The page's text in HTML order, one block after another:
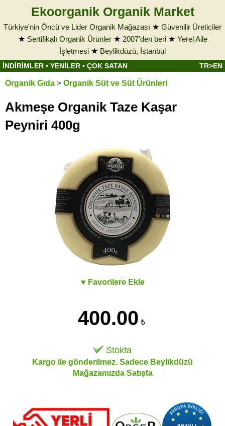
Ekoorganik Organik Market
Türkiye'nin Öncü ve Lider Organik Mağazası ★ Güvenilir Üreticiler
★ Sertifikalı Organik Ürünler★ 2007'den beri★ Yerel Aile
İşletmesi ★ Beylikdüzü, İstanbul
İNDİRİMLER • YENİLER • ÇOK SATAN TR>EN
Organik Gıda > Organik Süt ve Süt Ürünleri
Akmeşe Organik Taze Kaşar
Peyniri 400g
♥ Favorilere Ekle
400.00 ₺
Stokta
Kargo ile gönderilmez. Sadece Beylikdüzü
Mağazamızda Satışta